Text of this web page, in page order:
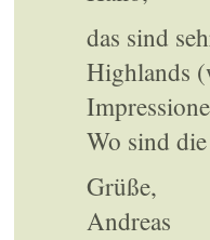
das sind
Highlands
Wo sind
Grüße,
Andreas